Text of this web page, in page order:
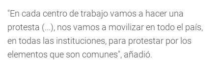
"En cada centro de trabajo vamos a hacer una
protesta (...), nos vamos a movilizar en todo el país,
en todas las instituciones, para protestar por los
elementos que son comunes", añadió.